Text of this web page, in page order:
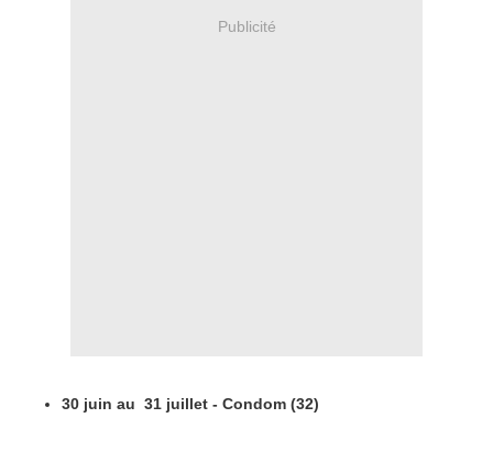
Publicité
30 juin au 31 juillet - Condom (32)